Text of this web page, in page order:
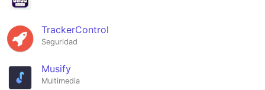
TrackerControl
Seguridad
Musify
Multimedia